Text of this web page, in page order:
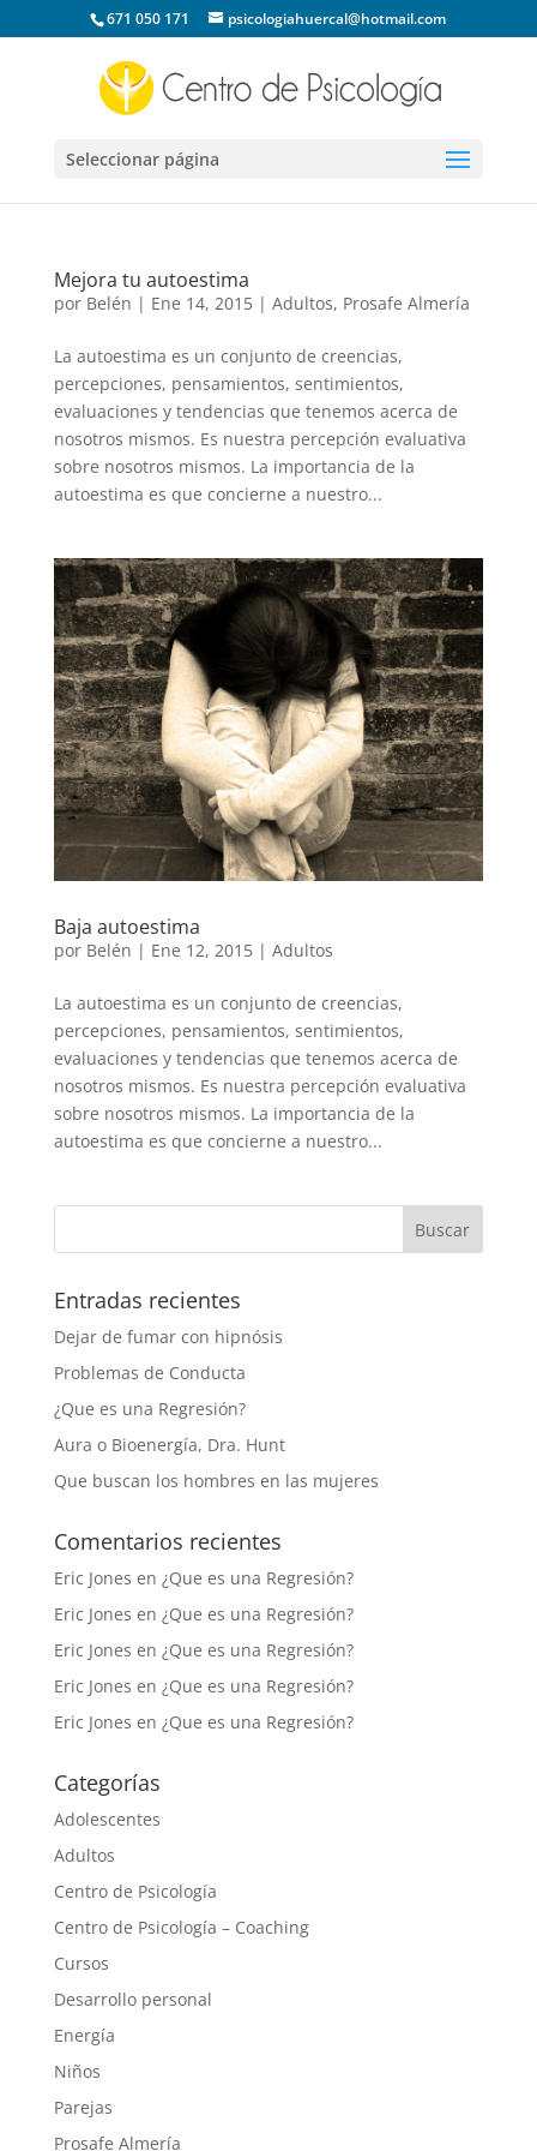
671 050 171 psicologiahuercal@hotmail.com
Seleccionar página
Mejora tu autoestima
por Belén | Ene 14, 2015| Adultos, Prosafe Almería
La autoestima es un conjunto de creencias,
percepciones, pensamientos, sentimientos,
evaluaciones y tendencias que tenemos acerca de
nosotros mismos. Es nuestra percepción evaluativa
sobre nosotros mismos. La importancia de la
autoestima es que concierne a nuestro...
Baja autoestima
por Belén | Ene 12, 2015| Adultos
La autoestima es un conjunto de creencias,
percepciones, pensamientos, sentimientos,
evaluaciones y tendencias que tenemos acerca de
nosotros mismos. Es nuestra percepción evaluativa
sobre nosotros mismos. La importancia de la
autoestima es que concierne a nuestro...
Entradas recientes
Dejar de fumar con hipnósis
Problemas de Conducta
¿Que es una Regresión?
Aura o Bioenergía, Dra. Hunt
Que buscan los hombres en las mujeres
Comentarios recientes
Eric Jones en ¿Que es una Regresión?
Eric Jones en ¿Que es una Regresión?
Eric Jones en ¿Que es una Regresión?
Eric Jones en ¿Que es una Regresión?
Eric Jones en ¿Que es una Regresión?
Categorías
Adolescentes
Adultos
Centro de Psicología
Centro de Psicología – Coaching
Cursos
Desarrollo personal
Energía
Niños
Parejas
Prosafe Almería